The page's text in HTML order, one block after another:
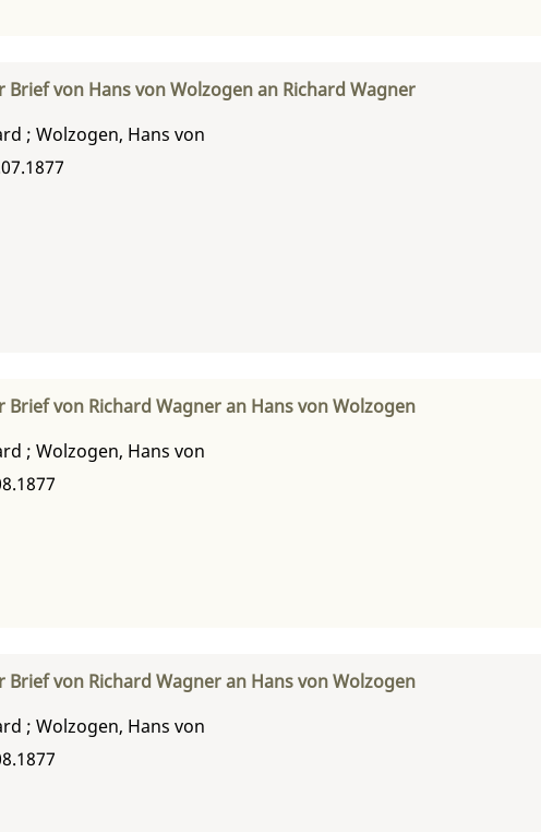
Brief von Hans von Wolzogen an Richard Wagner
; Wolzogen, Hans von
Brief von Richard Wagner an Hans von Wolzogen
; Wolzogen, Hans von
Brief von Richard Wagner an Hans von Wolzogen
; Wolzogen, Hans von